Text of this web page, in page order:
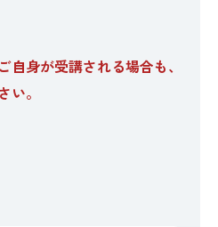
自身が受講される場合も、
。